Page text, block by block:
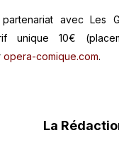
avec Les
unique 10€
opera-comique.com.
La